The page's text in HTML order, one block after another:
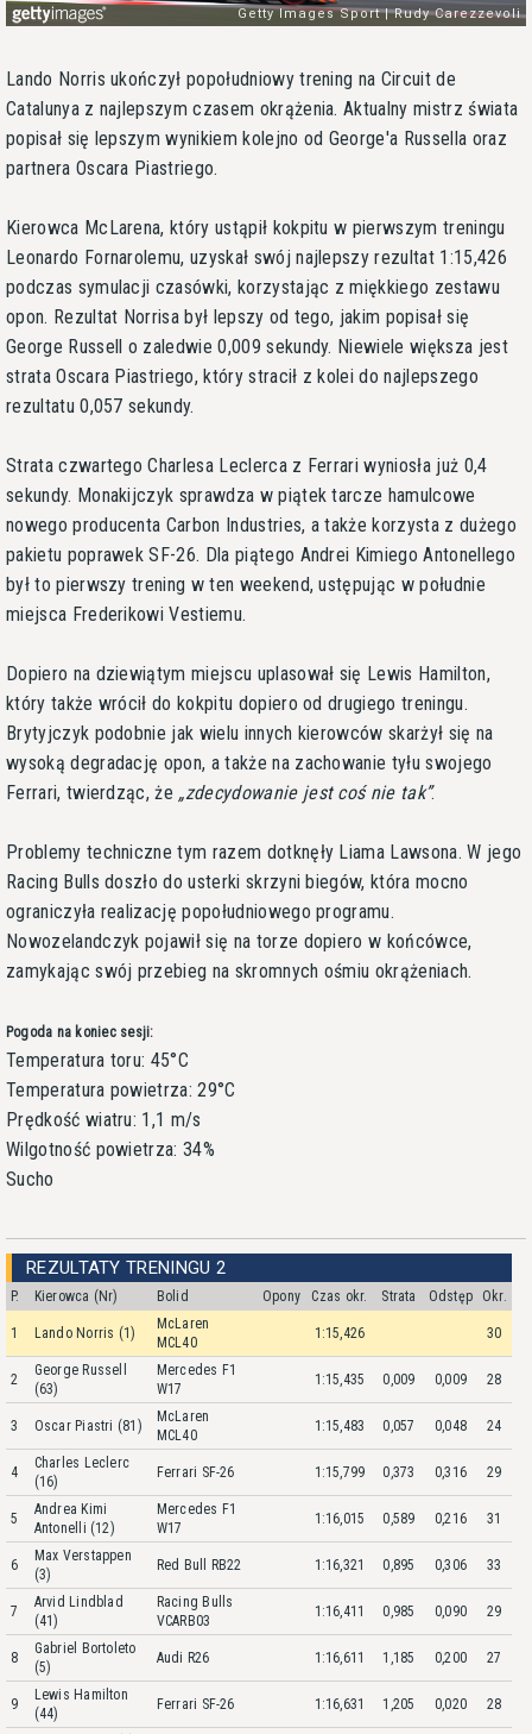
Lando Norris ukończył popołudniowy trening na Circuit de
Catalunya z najlepszym czasem okrążenia. Aktualny mistrz świata
popisał się lepszym wynikiem kolejno od George'a Russella oraz
partnera Oscara Piastriego.
Kierowca McLarena, który ustąpił kokpitu w pierwszym treningu
Leonardo Fornarolemu, uzyskał swój najlepszy rezultat 1:15,426
podczas symulacji czasówki, korzystając z miękkiego zestawu
opon. Rezultat Norrisa był lepszy od tego, jakim popisał się
George Russell o zaledwie 0,009 sekundy. Niewiele większa jest
strata Oscara Piastriego, który stracił z kolei do najlepszego
rezultatu 0,057 sekundy.
Strata czwartego Charlesa Leclerca z Ferrari wyniosła już 0,4
sekundy. Monakijczyk sprawdza w piątek tarcze hamulcowe
nowego producenta Carbon Industries, a także korzysta z dużego
pakietu poprawek SF-26. Dla piątego Andrei Kimiego Antonellego
był to pierwszy trening w ten weekend, ustępując w południe
miejsca Frederikowi Vestiemu.
Dopiero na dziewiątym miejscu uplasował się Lewis Hamilton,
który także wrócił do kokpitu dopiero od drugiego treningu.
Brytyjczyk podobnie jak wielu innych kierowców skarżył się na
wysoką degradację opon, a także na zachowanie tyłu swojego
Ferrari, twierdząc, że zdecydowanie jest coś nie tak .
Problemy techniczne tym razem dotknęły Liama Lawsona. W jego
Racing Bulls doszło do usterki skrzyni biegów, która mocno
ograniczyła realizację popołudniowego programu.
Nowozelandczyk pojawił się na torze dopiero w końcówce,
zamykając swój przebieg na skromnych ośmiu okrążeniach.
Pogoda na koniec sesji:
Temperatura toru: 45°C
Temperatura powietrza: 29°C
Prędkość wiatru: 1,1 m/s
Wilgotność powietrza: 34%
Sucho
REZULTATY TRENINGU 2
P. Kierowca (Nr) Bolid Opony Czas okr. Strata Odstęp Okr.
1 Lando Norris (1)
McLaren
MCL40
1:15,426 30
2
George Russell
(63)
Mercedes F1
W17
1:15,435 0,009 0,009 28
3 Oscar Piastri (81)
McLaren
MCL40
1:15,483 0,057 0,048 24
4
Charles Leclerc
(16)
Ferrari SF-26 1:15,799 0,373 0,316 29
5
Andrea Kimi
Antonelli (12)
Mercedes F1
W17
1:16,015 0,589 0,216 31
6
Max Verstappen
(3)
Red Bull RB22 1:16,321 0,895 0,306 33
7
Arvid Lindblad
(41)
Racing Bulls
VCARB03
1:16,411 0,985 0,090 29
8
Gabriel Bortoleto
(5)
Audi R26 1:16,611 1,185 0,200 27
9
Lewis Hamilton
(44)
Ferrari SF-26 1:16,631 1,205 0,020 28